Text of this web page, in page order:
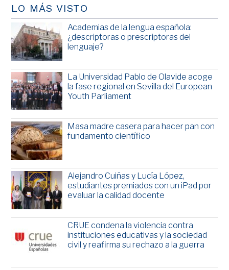
LO MÁS VISTO
Academias de la lengua española:
¿descriptoras o prescriptoras del
lenguaje?
La Universidad Pablo de Olavide acoge
la fase regional en Sevilla del European
Youth Parliament
Masa madre casera para hacer pan con
fundamento científico
Alejandro Cuiñas y Lucía López,
estudiantes premiados con un iPad por
evaluar la calidad docente
CRUE condena la violencia contra
instituciones educativas y la sociedad
civil y reafirma su rechazo a la guerra